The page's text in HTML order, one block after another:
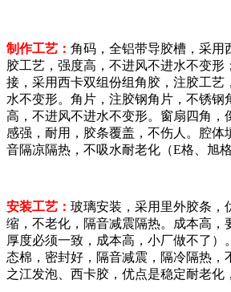
制作工艺： 角码，全铝带导胶槽，采用
胶工艺，强度高，不进风不进水不变形
接，采用西卡双组份组角胶，注胶工艺
水不变形。角片，注胶钢角片，不锈钢
高，不进风不进水不变形。窗扇四角，
感强，耐用，胶条覆盖，不伤人。腔体
音隔凉隔热，不吸水耐老化（E格、旭格
安装工艺： 玻璃安装，采用里外胶条，
缩，不老化，隔音减震隔热。成本高，
厚度必须一致，成本高，小厂做不了）
态棉，密封好，隔音减震，隔冷隔热，
之江发泡、西卡胶，优点是稳定耐老化